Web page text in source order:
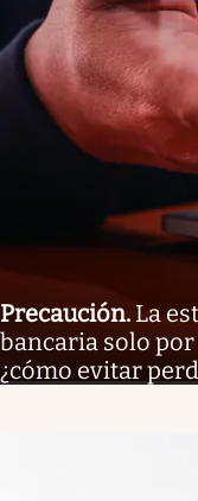
Precaución. La
bancaria solo
¿cómo evitar